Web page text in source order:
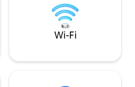
entrar no
de 200
mas sim
bela vista
para relaxar.
combina
tranquilidade.
Wi-Fi